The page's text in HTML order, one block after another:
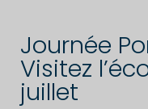
Journée
Visitez
juillet